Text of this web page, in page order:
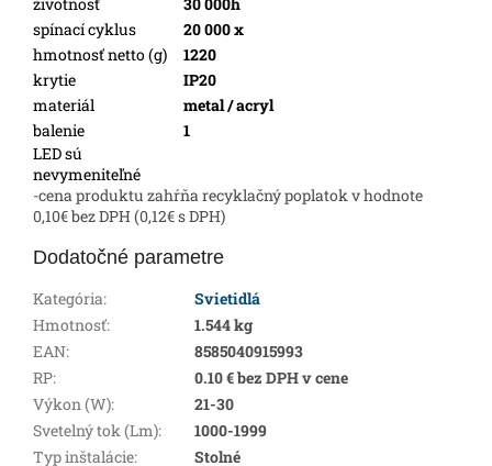
spínací cyklus
20 000 x
hmotnosť netto (g)
1220
krytie
IP20
materiál
metal / acryl
balenie
1
LED sú
nevymeniteľné
-cena produktu zahŕňa recyklačný poplatok v hodnote
0,10€ bez DPH (0,12€ s DPH)
Dodatočné parametre
Kategória:
Svietidlá
Hmotnosť:
1.544 kg
EAN:
8585040915993
RP:
0.10 € bez DPH v cene
Výkon (W):
21-30
Svetelný tok (Lm):
1000-1999
Typ inštalácie: Stolné